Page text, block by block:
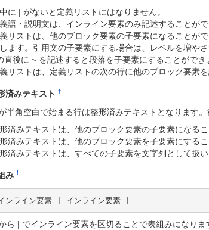
に | がないと定義リストにはなりません。
語・説明文は、インライン要素のみ記述することがで
リストは、他のブロック要素の子要素になることが
ます。引用文の子要素にする場合は、レベルを増やさ
直後に ~ を記述すると段落を子要素にすることができ
リストは、定義リストの次の行に他のブロック要素
済みテキスト †
半角空白で始まる行は整形済みテキストとなります
済みテキストは、他のブロック要素の子要素になるこ
済みテキストは、他のブロック要素を子要素にするこ
済みテキストは、すべての子要素を文字列として扱い
み †
ンライン要素 | インライン要素 |
ら | でインライン要素を区切ることで表組みになりま